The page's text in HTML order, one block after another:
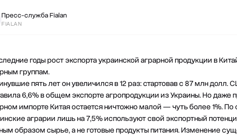
Пресс-служба Fialan
FIALAN
годы рост экспорта украинской аграрной продукции в
группам.
пять лет он увеличился в 12 раз: стартовав с 87 млн
6,6% в общем экспорте агропродукции из Украины. Но даже
импорте Китая остается ничтожно малой — чуть более 1%.
аграрии лишь на 7,5% используют свой экспортный
образом сырье, а не готовые продукты питания. Изменение